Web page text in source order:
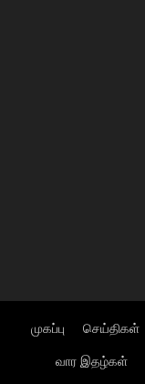
முகப்பு செய்திகள்
வார இதழ்கள்